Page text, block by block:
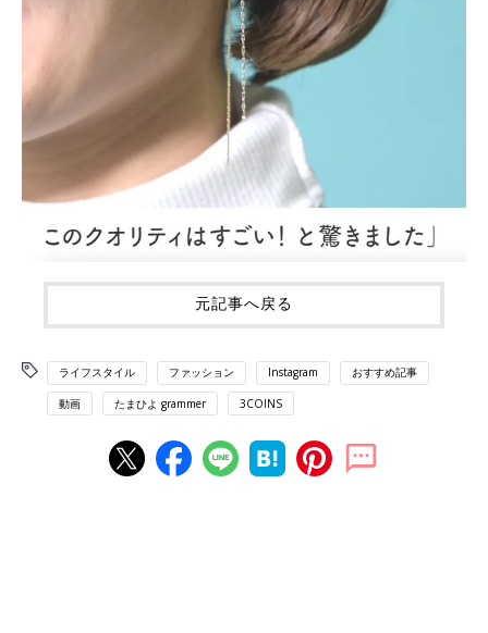
元記事へ戻る
ライフスタイル ファッション Instagram おすすめ記事
動画 たまひよ grammer 3COINS